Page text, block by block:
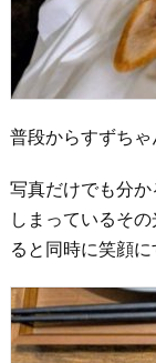
普段からすずち
写真だけでも分
しまっているそ
ると同時に笑顔に